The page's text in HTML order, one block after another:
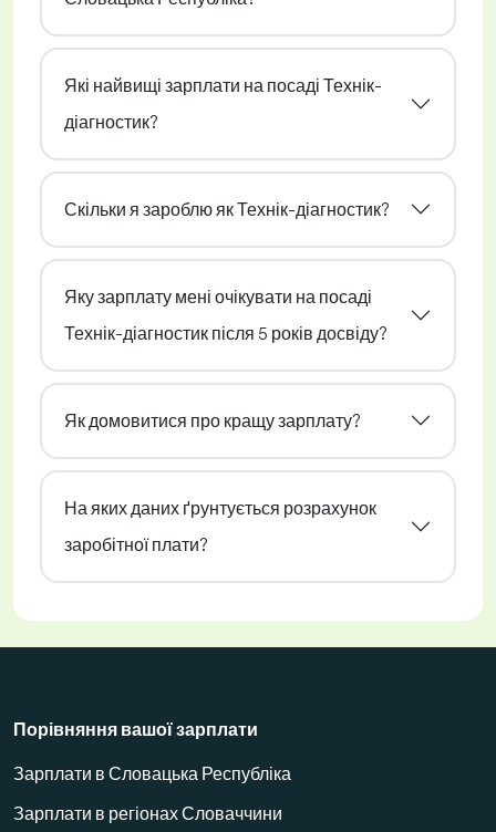
Які найвищі зарплати на посаді Технік-
діагностик?
Скільки я зароблю як Технік-діагностик?
Яку зарплату мені очікувати на посаді
Технік-діагностик після 5 років досвіду?
Як домовитися про кращу зарплату?
На яких даних ґрунтується розрахунок
заробітної плати?
Порівняння вашої зарплати
Зарплати в Словацька Республіка
Зарплати в регіонах Словаччини